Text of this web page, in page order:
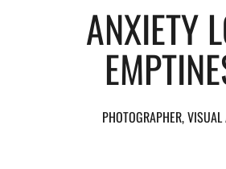
ANXIETY
PHOTOGRAPHER,